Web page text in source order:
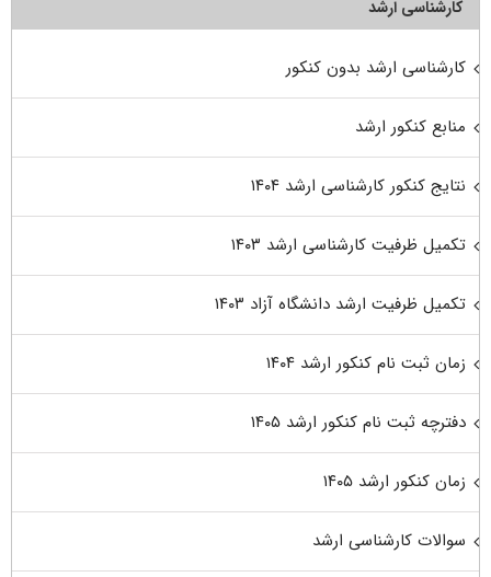
کارشناسی ارشد
کارشناسی ارشد بدون کنکور
منابع کنکور ارشد
نتایج کنکور کارشناسی ارشد ۱۴۰۴
تکمیل ظرفیت کارشناسی ارشد ۱۴۰۳
تکمیل ظرفیت ارشد دانشگاه آزاد ۱۴۰۳
زمان ثبت نام کنکور ارشد ۱۴۰۴
دفترچه ثبت نام کنکور ارشد ۱۴۰۵
زمان کنکور ارشد ۱۴۰۵
سوالات کارشناسی ارشد